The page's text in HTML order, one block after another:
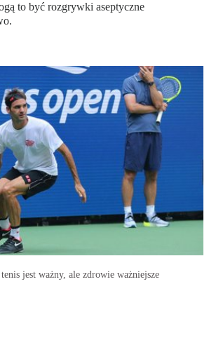
to być rozgrywki aseptyczne
jest ważny, ale zdrowie ważniejsze